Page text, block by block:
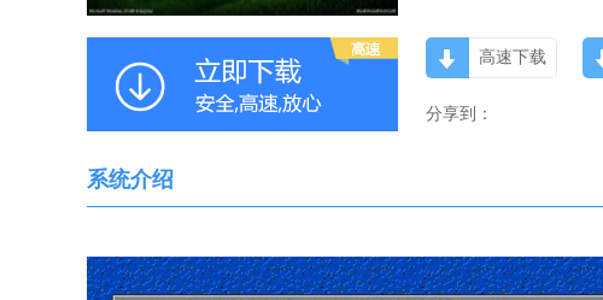
高速下载
分享到：
系统介绍